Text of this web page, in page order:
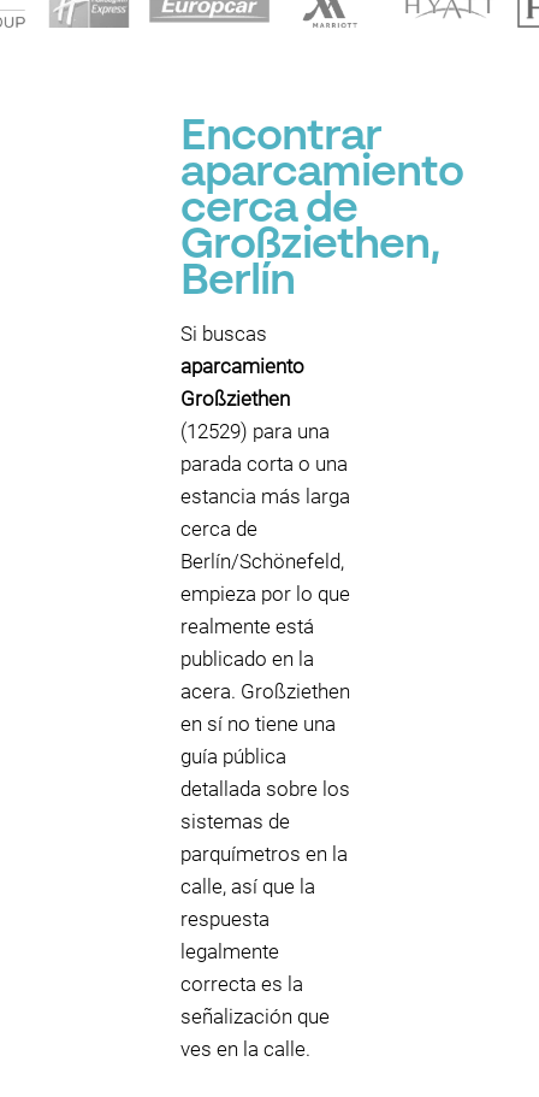
Encontrar
aparcamiento
cerca de
Großziethen,
Berlín
Si buscas
aparcamiento
Großziethen
(12529) para una
parada corta o una
estancia más larga
cerca de
Berlín/Schönefeld,
empieza por lo que
realmente está
publicado en la
acera. Großziethen
en sí no tiene una
guía pública
detallada sobre los
sistemas de
parquímetros en la
calle, así que la
respuesta
legalmente
correcta es la
señalización que
ves en la calle.